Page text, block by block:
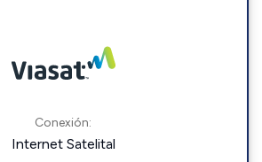
Conexión:
Internet Satelital